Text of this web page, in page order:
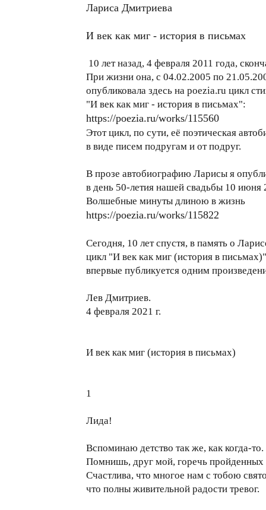
Лариса Дмитриева
И век как миг - история в письмах
10 лет назад, 4 февраля 2011 года,
При жизни она, с 04.02.2005 по
опубликовала здесь на poezia.ru цикл
"И век как миг - история в письмах":
https://poezia.ru/works/115560
Этот цикл, по сути, её поэтическая
в виде писем подругам и от подруг.
В прозе автобиографию Ларисы я
в день 50-летия нашей свадьбы 10 июня
Волшебные минуты длиною в жизнь
https://poezia.ru/works/115822
Сегодня, 10 лет спустя, в память о
цикл "И век как миг (история в письмах)"
впервые публикуется одним
Лев Дмитриев.
4 февраля 2021 г.
И век как миг (история в письмах)
1
Лида!
Вспоминаю детство так же, как когда-то.
Помнишь, друг мой, горечь пройденных
Счастлива, что многое нам с тобою
что полны живительной радости тревог.